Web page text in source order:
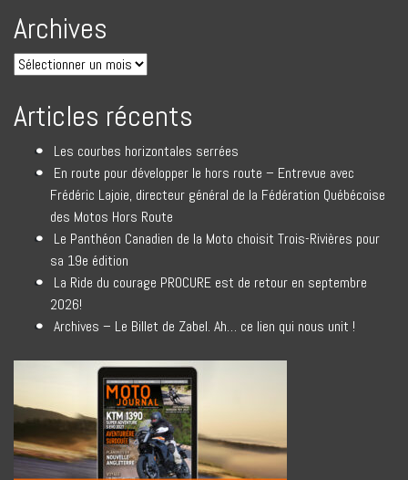
Archives
Articles récents
Les courbes horizontales serrées
En route pour développer le hors route – Entrevue avec
Frédéric Lajoie, directeur général de la Fédération Québécoise
des Motos Hors Route
Le Panthéon Canadien de la Moto choisit Trois-Rivières pour
sa 19e édition
La Ride du courage PROCURE est de retour en septembre
2026!
Archives – Le Billet de Zabel. Ah… ce lien qui nous unit !